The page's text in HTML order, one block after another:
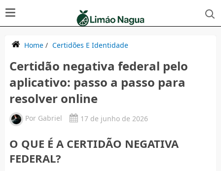
Home/ Certidões E Identidade
Certidão negativa federal pelo
aplicativo: passo a passo para
resolver online
Por Gabriel 17 de junho de 2026
O QUE É A CERTIDÃO NEGATIVA
FEDERAL?